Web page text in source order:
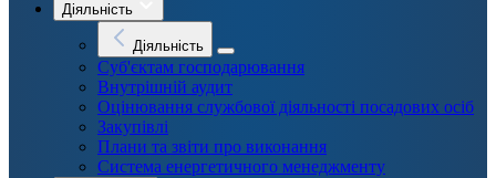
Діяльність
Діяльність
Суб'єктам господарювання
Внутрішній аудит
Оцінювання службової діяльності посадових осіб
Закупівлі
Плани та звіти про виконання
Система енергетичного менеджменту